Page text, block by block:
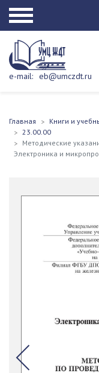
e-mail: eb@umczdt.ru
Главная Книги и
23.00.00
Методические
Электроника и